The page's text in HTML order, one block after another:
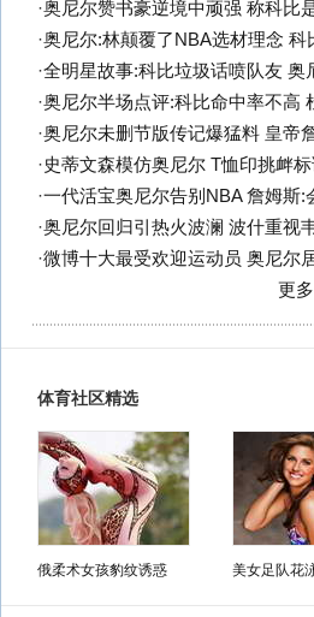
·奥尼尔赞书豪逆境中顽强 称科比
·奥尼尔:林颠覆了NBA选材理念 科
·全明星故事:科比垃圾话喷队友 奥
·奥尼尔半场点评:科比命中率不高
·奥尼尔未删节版传记爆猛料 皇帝
·史蒂文森模仿奥尼尔 T恤印挑衅
·一代活宝奥尼尔告别NBA 詹姆斯:
·奥尼尔回归引热火波澜 波什重视
·微博十大最受欢迎运动员 奥尼尔
更
体育社区精选
俄柔术女孩豹纹诱惑 美女足队花